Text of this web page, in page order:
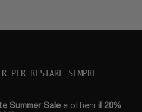
PER RESTARE SEMPRE
Summer Sale e ottieni il 20%